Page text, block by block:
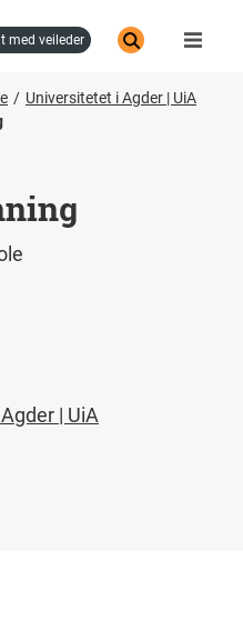
med veileder
Universitetet i Agder | UiA
| UiA